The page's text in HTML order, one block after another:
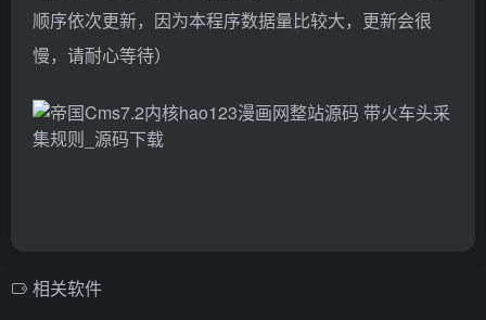
顺序依次更新，因为本程序数据量比较大，更新会很
慢，请耐心等待）
相关软件